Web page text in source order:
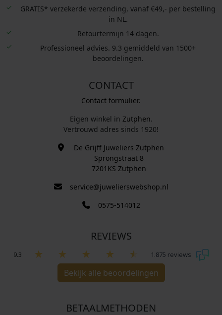
GRATIS* verzekerde verzending, vanaf €49,- per bestelling
in NL.
Retourtermijn 14 dagen.
Professioneel advies. 9.3 gemiddeld van 1500+
beoordelingen.
CONTACT
Contact formulier.
Eigen winkel in Zutphen.
Vertrouwd adres sinds 1920!
De Grijff Juweliers Zutphen
Sprongstraat 8
7201KS Zutphen
service@juwelierswebshop.nl
0575-514012
REVIEWS
9.3 1.875 reviews
Bekijk alle beoordelingen
BETAALMETHODEN